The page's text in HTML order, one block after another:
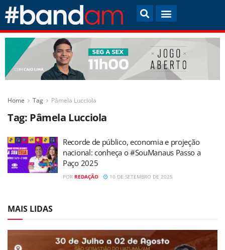
Home Tag Pâmela Lucciola
Tag: Pâmela Lucciola
Recorde de público, economia e projeção
nacional: conheça o #SouManaus Passo a
Paço 2025
POR REDAÇÃO 10 DE SETEMBRO DE 2025
MAIS LIDAS